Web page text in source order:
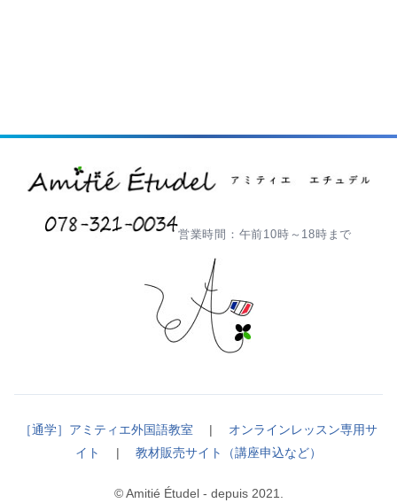
営業時間：午前10時～18時まで
［通学］アミティエ外国語教室 | オンラインレッスン専用サ
イト
| 教材販売サイト（講座申込など）
© Amitié Étudel - depuis 2021.